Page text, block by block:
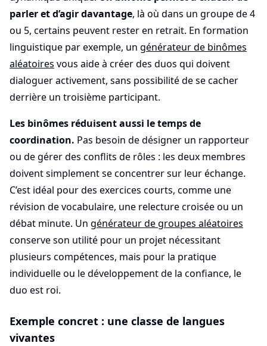
parler et d’agir davantage, là où dans un groupe de 4
ou 5, certains peuvent rester en retrait. En formation
linguistique par exemple, un générateur de binômes
aléatoires vous aide à créer des duos qui doivent
dialoguer activement, sans possibilité de se cacher
derrière un troisième participant.
Les binômes réduisent aussi le temps de
coordination. Pas besoin de désigner un rapporteur
ou de gérer des conflits de rôles : les deux membres
doivent simplement se concentrer sur leur échange.
C’est idéal pour des exercices courts, comme une
révision de vocabulaire, une relecture croisée ou un
débat minute. Un générateur de groupes aléatoires
conserve son utilité pour un projet nécessitant
plusieurs compétences, mais pour la pratique
individuelle ou le développement de la confiance, le
duo est roi.
Exemple concret : une classe de langues
vivantes